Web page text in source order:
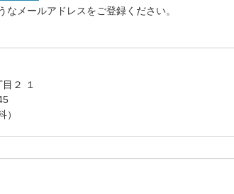
メールアドレスをご登録ください。
２ １